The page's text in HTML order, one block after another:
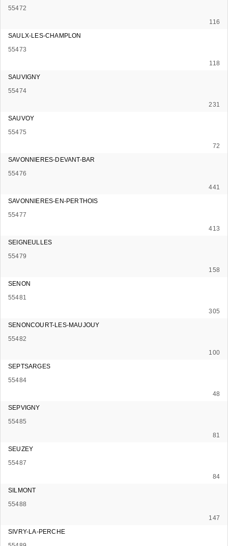
55472
116
SAULX-LES-CHAMPLON
55473
118
SAUVIGNY
55474
231
SAUVOY
55475
72
SAVONNIERES-DEVANT-BAR
55476
441
SAVONNIERES-EN-PERTHOIS
55477
413
SEIGNEULLES
55479
158
SENON
55481
305
SENONCOURT-LES-MAUJOUY
55482
100
SEPTSARGES
55484
48
SEPVIGNY
55485
81
SEUZEY
55487
84
SILMONT
55488
147
SIVRY-LA-PERCHE